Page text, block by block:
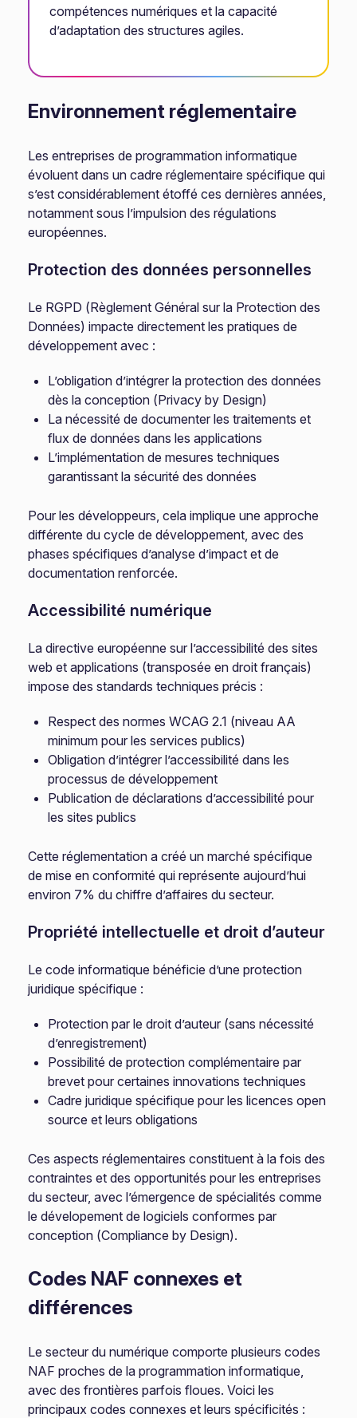
compétences numériques et la capacité
d’adaptation des structures agiles.
Environnement réglementaire
Les entreprises de programmation informatique
évoluent dans un cadre réglementaire spécifique qui
s’est considérablement étoffé ces dernières années,
notamment sous l’impulsion des régulations
européennes.
Protection des données personnelles
Le RGPD (Règlement Général sur la Protection des
Données) impacte directement les pratiques de
développement avec :
L’obligation d’intégrer la protection des données
dès la conception (Privacy by Design)
La nécessité de documenter les traitements et
flux de données dans les applications
L’implémentation de mesures techniques
garantissant la sécurité des données
Pour les développeurs, cela implique une approche
différente du cycle de développement, avec des
phases spécifiques d’analyse d’impact et de
documentation renforcée.
Accessibilité numérique
La directive européenne sur l’accessibilité des sites
web et applications (transposée en droit français)
impose des standards techniques précis :
Respect des normes WCAG 2.1 (niveau AA
minimum pour les services publics)
Obligation d’intégrer l’accessibilité dans les
processus de développement
Publication de déclarations d’accessibilité pour
les sites publics
Cette réglementation a créé un marché spécifique
de mise en conformité qui représente aujourd’hui
environ 7% du chiffre d’affaires du secteur.
Propriété intellectuelle et droit d’auteur
Le code informatique bénéficie d’une protection
juridique spécifique :
Protection par le droit d’auteur (sans nécessité
d’enregistrement)
Possibilité de protection complémentaire par
brevet pour certaines innovations techniques
Cadre juridique spécifique pour les licences open
source et leurs obligations
Ces aspects réglementaires constituent à la fois des
contraintes et des opportunités pour les entreprises
du secteur, avec l’émergence de spécialités comme
le dévelopement de logiciels conformes par
conception (Compliance by Design).
Codes NAF connexes et
différences
Le secteur du numérique comporte plusieurs codes
NAF proches de la programmation informatique,
avec des frontières parfois floues. Voici les
principaux codes connexes et leurs spécificités :